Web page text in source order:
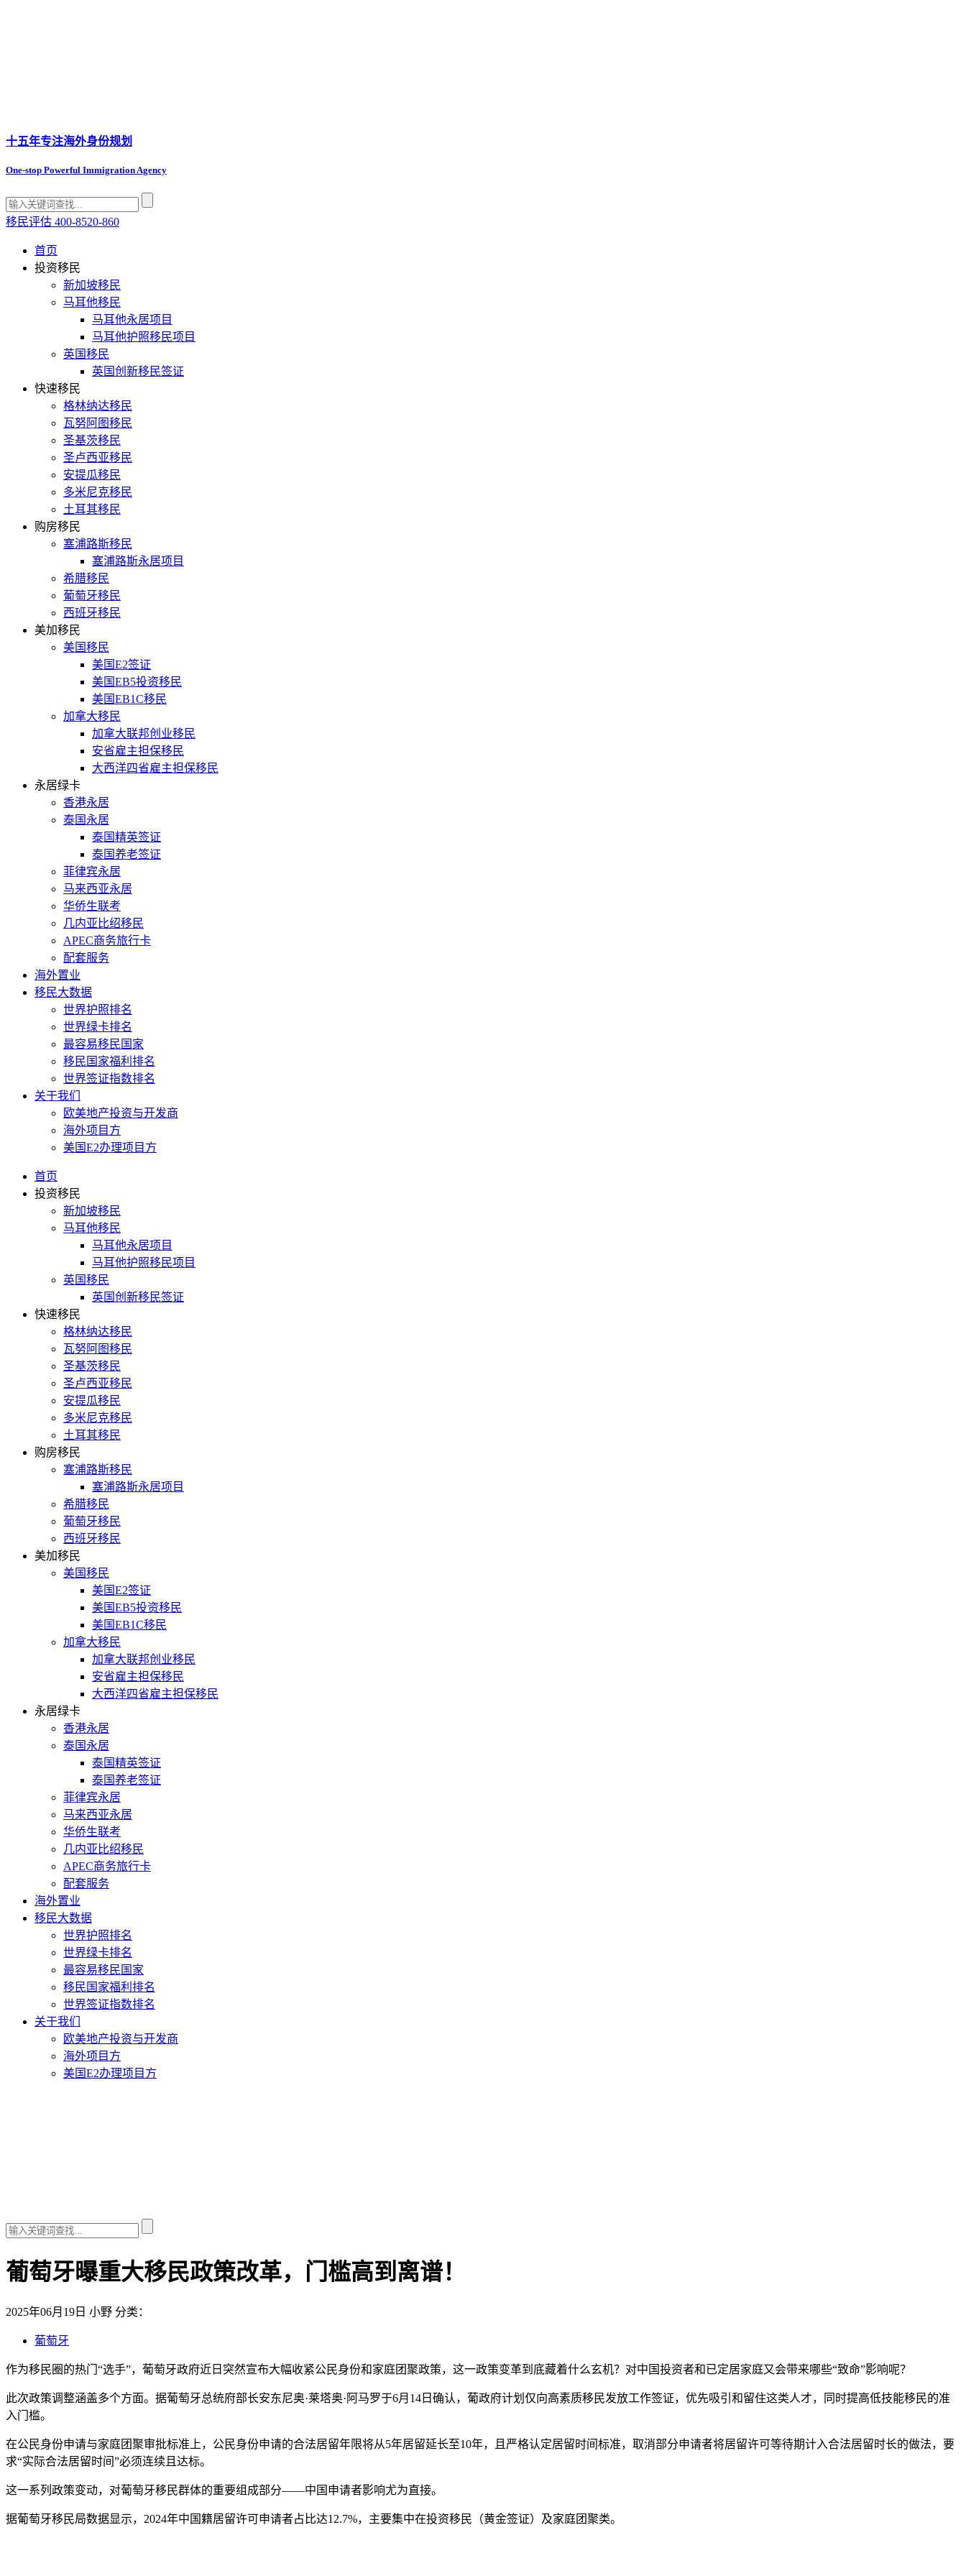
十五年专注海外身份规划
One-stop Powerful Immigration Agency
移民评估 400-8520-860
首页
投资移民
新加坡移民
马耳他移民
马耳他永居项目
马耳他护照移民项目
英国移民
英国创新移民签证
快速移民
格林纳达移民
瓦努阿图移民
圣基茨移民
圣卢西亚移民
安提瓜移民
多米尼克移民
土耳其移民
购房移民
塞浦路斯移民
塞浦路斯永居项目
希腊移民
葡萄牙移民
西班牙移民
美加移民
美国移民
美国E2签证
美国EB5投资移民
美国EB1C移民
加拿大移民
加拿大联邦创业移民
安省雇主担保移民
大西洋四省雇主担保移民
永居绿卡
香港永居
泰国永居
泰国精英签证
泰国养老签证
菲律宾永居
马来西亚永居
华侨生联考
几内亚比绍移民
APEC商务旅行卡
配套服务
海外置业
移民大数据
世界护照排名
世界绿卡排名
最容易移民国家
移民国家福利排名
世界签证指数排名
关于我们
欧美地产投资与开发商
海外项目方
美国E2办理项目方
首页
投资移民
新加坡移民
马耳他移民
马耳他永居项目
马耳他护照移民项目
英国移民
英国创新移民签证
快速移民
格林纳达移民
瓦努阿图移民
圣基茨移民
圣卢西亚移民
安提瓜移民
多米尼克移民
土耳其移民
购房移民
塞浦路斯移民
塞浦路斯永居项目
希腊移民
葡萄牙移民
西班牙移民
美加移民
美国移民
美国E2签证
美国EB5投资移民
美国EB1C移民
加拿大移民
加拿大联邦创业移民
安省雇主担保移民
大西洋四省雇主担保移民
永居绿卡
香港永居
泰国永居
泰国精英签证
泰国养老签证
菲律宾永居
马来西亚永居
华侨生联考
几内亚比绍移民
APEC商务旅行卡
配套服务
海外置业
移民大数据
世界护照排名
世界绿卡排名
最容易移民国家
移民国家福利排名
世界签证指数排名
关于我们
欧美地产投资与开发商
海外项目方
美国E2办理项目方
葡萄牙曝重大移民政策改革，门槛高到离谱！
2025年06月19日 小野 分类：
葡萄牙
作为移民圈的热门“选手”，葡萄牙政府近日突然宣布大幅收紧公民身份和家庭团聚政策，这一政策变革到底藏着什么玄机？对中国投资者和已定居家庭又会带来哪些“致命”影响呢？
此次政策调整涵盖多个方面。据葡萄牙总统府部长安东尼奥·莱塔奥·阿马罗于6月14日确认，葡政府计划仅向高素质移民发放工作签证，优先吸引和留住这类人才，同时提高低技能移民的准
入门槛。
在公民身份申请与家庭团聚审批标准上，公民身份申请的合法居留年限将从5年居留延长至10年，且严格认定居留时间标准，取消部分申请者将居留许可等待期计入合法居留时长的做法，要
求“实际合法居留时间”必须连续且达标。
这一系列政策变动，对葡萄牙移民群体的重要组成部分——中国申请者影响尤为直接。
据葡萄牙移民局数据显示，2024年中国籍居留许可申请者占比达12.7%，主要集中在投资移民（黄金签证）及家庭团聚类。